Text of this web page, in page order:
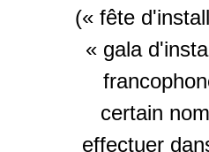
(« fête
« gala
certain
effectuer